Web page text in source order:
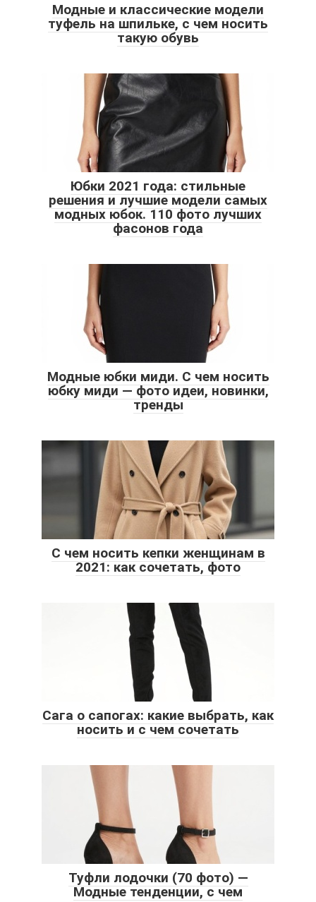
Модные и классические модели
туфель на шпильке, с чем носить
такую обувь
Юбки 2021 года: стильные
решения и лучшие модели самых
модных юбок. 110 фото лучших
фасонов года
Модные юбки миди. С чем носить
юбку миди — фото идеи, новинки,
тренды
С чем носить кепки женщинам в
2021: как сочетать, фото
Сага о сапогах: какие выбрать, как
носить и с чем сочетать
Туфли лодочки (70 фото) —
Модные тенденции, с чем